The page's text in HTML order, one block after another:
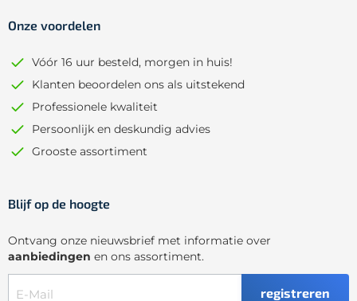
Onze voordelen
Vóór 16 uur besteld, morgen in huis!
Klanten beoordelen ons als uitstekend
Professionele kwaliteit
Persoonlijk en deskundig advies
Grooste assortiment
Blijf op de hoogte
Ontvang onze nieuwsbrief met informatie over
aanbiedingen en ons assortiment.
registreren